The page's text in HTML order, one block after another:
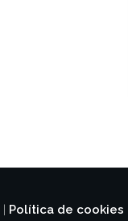
Política de cookies